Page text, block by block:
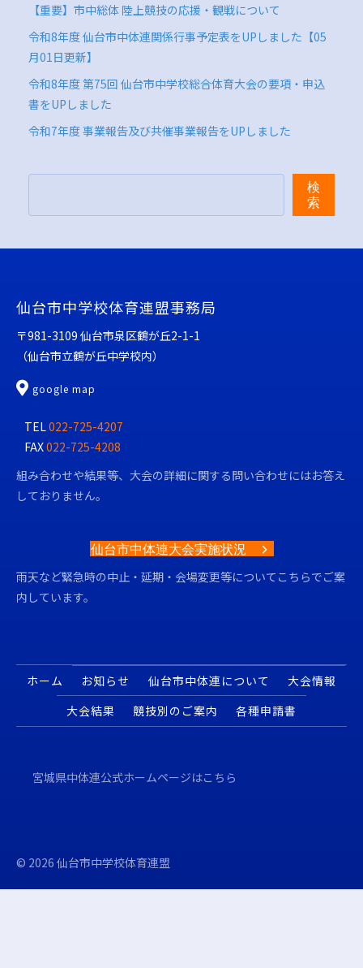
【重要】市中総体 陸上競技の応援・観戦について
令和8年度 仙台市中体連関係行事予定表をUPしました【05
月01日更新】
令和8年度 第75回 仙台市中学校総合体育大会の要項・申込
書をUPしました
令和7年度 事業報告及び共催事業報告をUPしました
検
索
仙台市中学校体育連盟事務局
〒981-3109 仙台市泉区鶴が丘2-1-1
（仙台市立鶴が丘中学校内）
仙台市中学校体育連盟
google map
TEL 022-725-4207
FAX022-725-4208
組み合わせや結果等、大会の詳細に関する問い合わせにはお答え
しておりません。
仙台市中体連大会実施状況
雨天など緊急時の中止・延期・会場変更等についてこちらでご案
内しています。
ホーム お知らせ 仙台市中体連について
大会情報
大会結果
競技別のご案内 各種申請書
宮城県中体連公式ホームページはこちら
© 2026 仙台市中学校体育連盟